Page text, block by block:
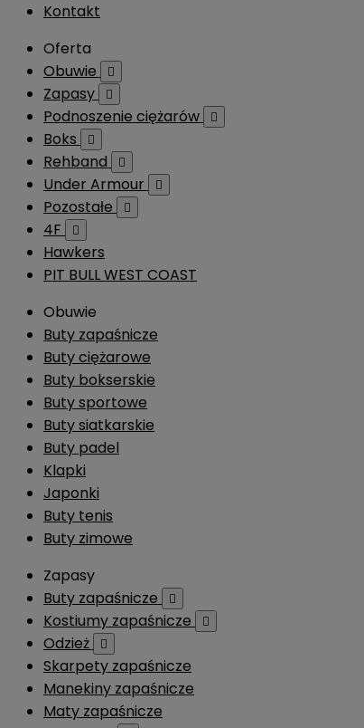
Kontakt
Oferta
Obuwie

Zapasy 
Podnoszenie ciężarów 
Boks 
Rehband 
Under Armour 
Pozostałe 
4F 
Hawkers
PIT BULL WEST COAST
Obuwie
Buty zapaśnicze
Buty ciężarowe
Buty bokserskie
Buty sportowe
Buty siatkarskie
Buty padel
Klapki
Japonki
Buty tenis
Buty zimowe
Zapasy
Buty zapaśnicze

Kostiumy zapaśnicze 
Odzież 
Skarpety zapaśnicze
Manekiny zapaśnicze
Maty zapaśnicze